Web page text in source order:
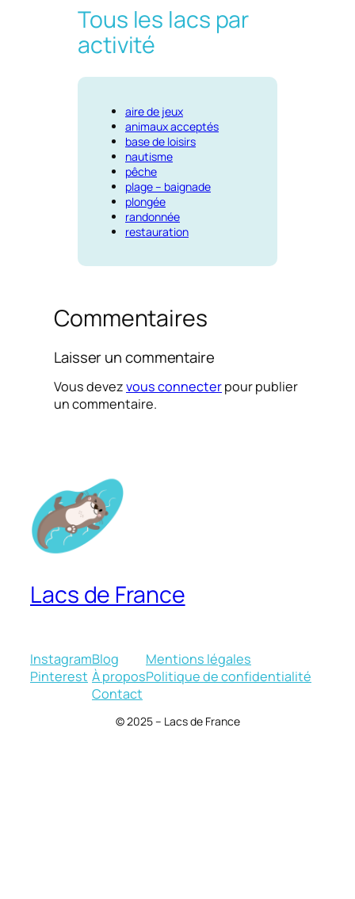
Tous les lacs par
activité
aire de jeux
animaux acceptés
base de loisirs
nautisme
pêche
plage – baignade
plongée
randonnée
restauration
Commentaires
Laisser un commentaire
Vous devezvous connecterpour publier
un commentaire.
Lacs de France
Instagram
Pinterest
Blog
À propos
Contact
Mentions légales
Politique de confidentialité
© 2025 – Lacs de France